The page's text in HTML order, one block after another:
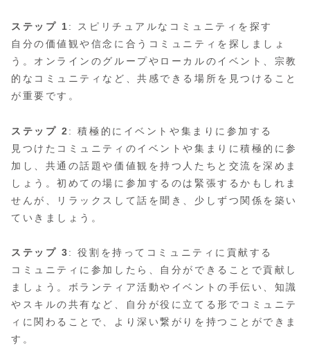
ステップ 1: スピリチュアルなコミュニティを探す
自分の価値観や信念に合うコミュニティを探しましょ
う。オンラインのグループやローカルのイベント、宗教
的なコミュニティなど、共感できる場所を見つけること
が重要です。
ステップ 2 : 積極的にイベントや集まりに参加する
見つけたコミュニティのイベントや集まりに積極的に参
加し、共通の話題や価値観を持つ人たちと交流を深めま
しょう。初めての場に参加するのは緊張するかもしれま
せんが、リラックスして話を聞き、少しずつ関係を築い
ていきましょう。
ステップ 3: 役割を持ってコミュニティに貢献する
コミュニティに参加したら、自分ができることで貢献し
ましょう。ボランティア活動やイベントの手伝い、知識
やスキルの共有など、自分が役に立てる形でコミュニテ
ィに関わることで、より深い繋がりを持つことができま
す。